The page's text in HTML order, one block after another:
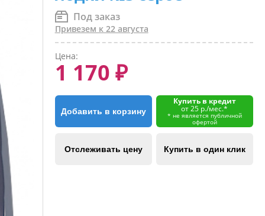
Под заказ
Привезем к 22 августа
Цена:
1 170 ₽
Добавить в корзину
Купить в кредит
от 25 р./мес.*
* не является публичной
офертой
Отслеживать цену Купить в один клик